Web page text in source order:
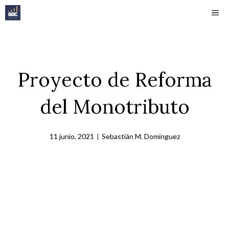
Saltar
al
Proyecto de Reforma
del Monotributo
11 junio, 2021 | Sebastián M. Domínguez